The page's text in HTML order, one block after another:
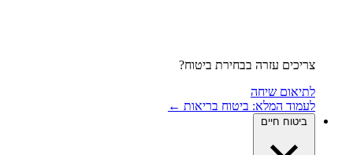
צריכים עזרה בבחירת ביטוח?
לתיאום שיחה
לעמוד המלא: ביטוח בריאות ←
ביטוח חיים